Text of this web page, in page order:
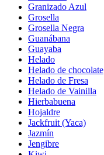
Granizado Azul
Grosella
Grosella Negra
Guanábana
Guayaba
Helado
Helado de chocolate
Helado de Fresa
Helado de Vainilla
Hierbabuena
Hojaldre
Jackfruit (Yaca)
Jazmín
Jengibre